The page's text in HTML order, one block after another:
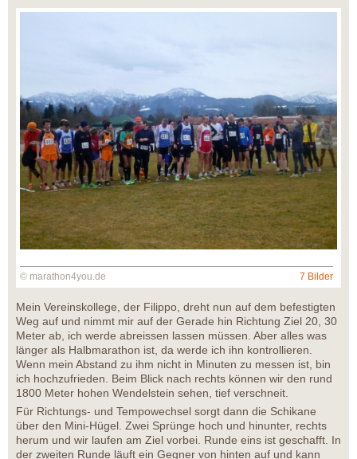
© marathon4you.de 7 Bilder
Mein Vereinskollege, der Filippo, dreht nun auf dem befestigten
Weg auf und nimmt mir auf der Gerade hin Richtung Ziel 20, 30
Meter ab, ich werde abreissen lassen müssen. Aber alles was
länger als Halbmarathon ist, da werde ich ihn kontrollieren.
Wenn mein Abstand zu ihm nicht in Minuten zu messen ist, bin
ich hochzufrieden. Beim Blick nach rechts können wir den rund
1800 Meter hohen Wendelstein sehen, tief verschneit.
Für Richtungs- und Tempowechsel sorgt dann die Schikane
über den Mini-Hügel. Zwei Sprünge hoch und hinunter, rechts
herum und wir laufen am Ziel vorbei. Runde eins ist geschafft. In
der zweiten Runde läuft ein Gegner von hinten auf und kann